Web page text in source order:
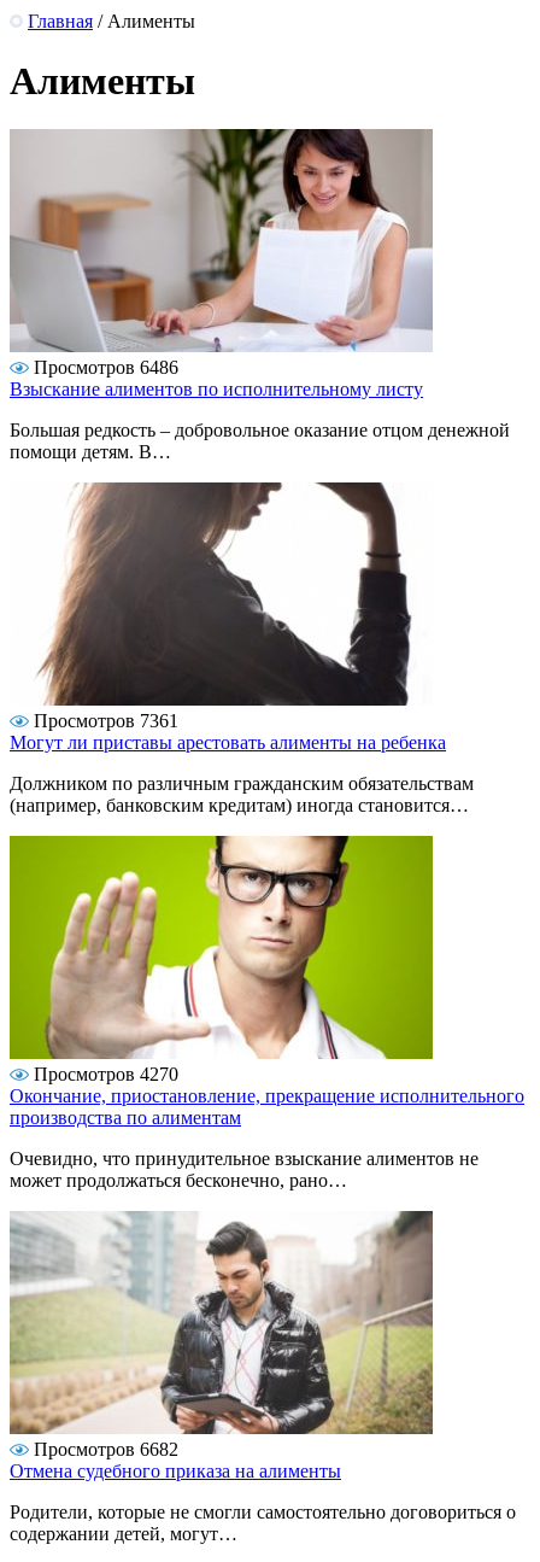
Главная / Алименты
Алименты
Просмотров 6486
Взыскание алиментов по исполнительному листу
Большая редкость – добровольное оказание отцом денежной
помощи детям. В…
Просмотров 7361
Могут ли приставы арестовать алименты на ребенка
Должником по различным гражданским обязательствам
(например, банковским кредитам) иногда становится…
Просмотров 4270
Окончание, приостановление, прекращение исполнительного
производства по алиментам
Очевидно, что принудительное взыскание алиментов не
может продолжаться бесконечно, рано…
Просмотров 6682
Отмена судебного приказа на алименты
Родители, которые не смогли самостоятельно договориться о
содержании детей, могут…